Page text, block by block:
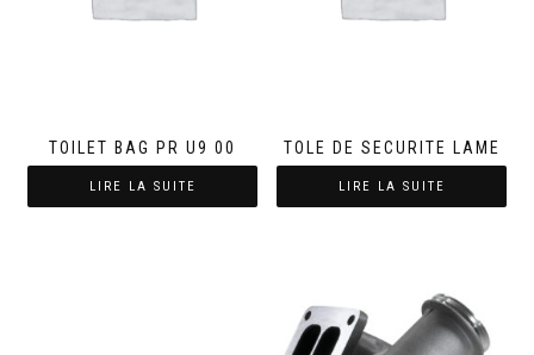
TOILET BAG PR U9 00
LIRE LA SUITE
TOLE DE SECURITE LAME
LIRE LA SUITE